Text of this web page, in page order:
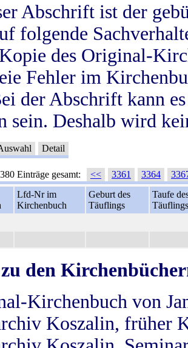
Abschrift ist der
folgende
des Original-
Fehler im
der Abschrift kann
sein. Deshalb wird
Detail
Einträge gesamt: << 3361 3364
Lfd-Nr im
Kirchenbuch
Geburt des
Täuflings
Taufe
Täuflings
den
Kirchenbuch von
Koszalin, früher